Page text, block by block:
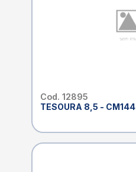
Cod. 12895
TESOURA 8,5 - CM144